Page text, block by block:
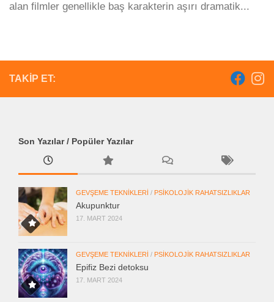
alan filmler genellikle baş karakterin aşırı dramatik...
TAKIP ET:
Son Yazılar / Popüler Yazılar
GEVŞEME TEKNIKLERI / PSIKOLOJIK RAHATSIZLIKLAR
Akupunktur
17. MART 2024
GEVŞEME TEKNIKLERI / PSIKOLOJIK RAHATSIZLIKLAR
Epifiz Bezi detoksu
17. MART 2024